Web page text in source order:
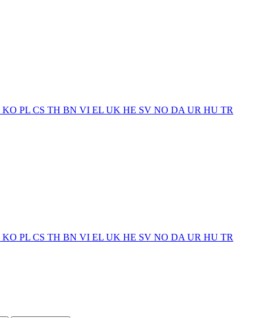
KO PL CS TH BN VI EL UK HE SV NO DA UR HU TR
KO PL CS TH BN VI EL UK HE SV NO DA UR HU TR